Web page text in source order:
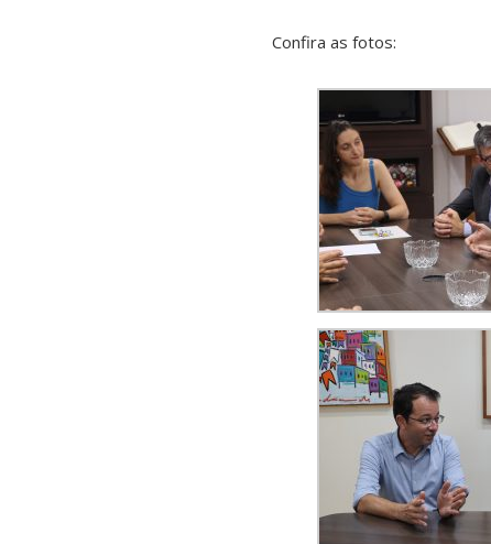
Confira as fotos: